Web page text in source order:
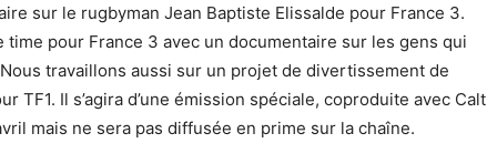
sur le rugbyman Jean Baptiste Elissalde pour France 3.
pour France 3 avec un documentaire sur les gens qui
travaillons aussi sur un projet de divertissement de
TF1. Il s’agira d’une émission spéciale, coproduite avec Calt
mais ne sera pas diffusée en prime sur la chaîne.